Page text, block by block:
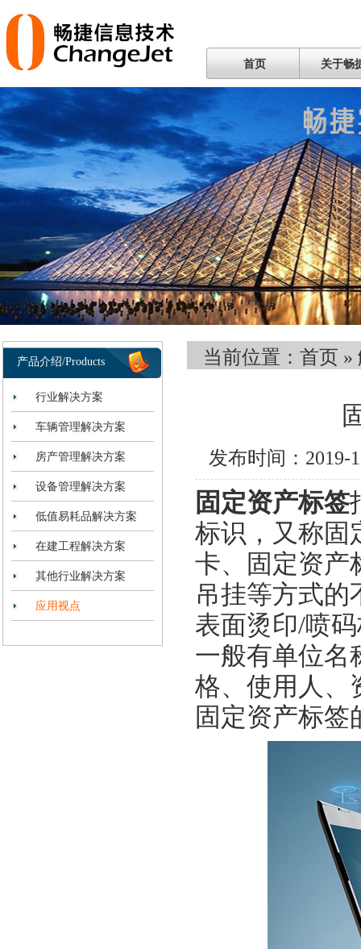
首页 关于畅
产品介绍/Products
行业解决方案
车辆管理解决方案
房产管理解决方案
设备管理解决方案
低值易耗品解决方案
在建工程解决方案
其他行业解决方案
应用视点
当前位置： 首页 »
发布时间：2019-
固定资产标签
标识，又称固
卡、固定资产
吊挂等方式的
表面烫印/喷
一般有单位名
格、使用人、
固定资产标